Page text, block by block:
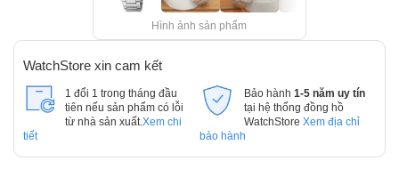
Hình ảnh sản phẩm
WatchStore xin cam kết
1 đổi 1 trong tháng đầu
tiên nếu sản phẩm có lỗi
từ nhà sản xuất. Xem chi
tiết
Bảo hành 1-5 năm uy tín
tại hệ thống đồng hồ
WatchStore Xem địa chỉ
bảo hành